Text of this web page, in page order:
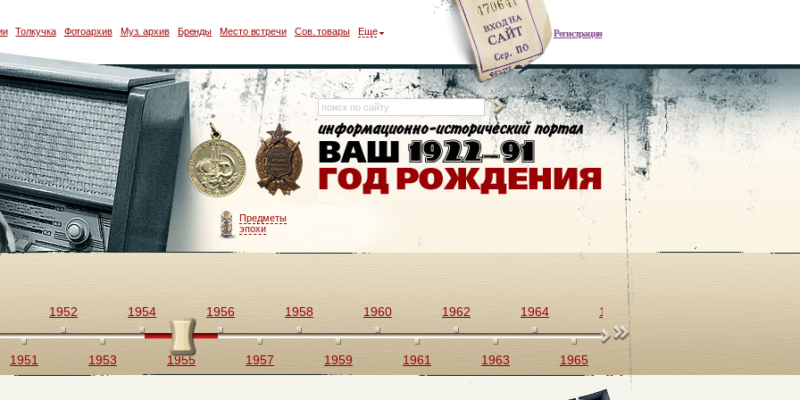
Регистрация
Толкучка Фотоархив Муз. архив Бренды Место встречи Сов. товары Еще
Предметы
эпохи
1951
1952
1953
1954
1955
1956
1957
1958
1959
1960
1961
1962
1963
1964
1965
1966